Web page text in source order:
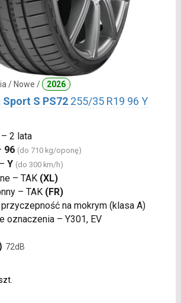
/ Nowe / 2026
Sport S PS72 255/35 R19 96 Y
– 2 lata
96 (do 710 kg/oponę)
Y (do 300 km/h)
– TAK (XL)
– TAK (FR)
na mokrym (klasa A)
oznaczenia – Y301, EV
72dB